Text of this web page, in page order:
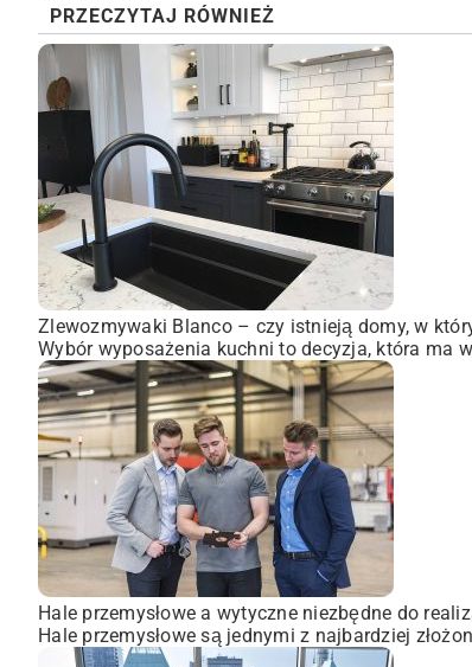
PRZECZYTAJ RÓWNIEŻ
Zlewozmywaki Blanco – czy istnieją domy, w
Wybór wyposażenia kuchni to decyzja, która ma
Hale przemysłowe a wytyczne niezbędne do
Hale przemysłowe są jednymi z najbardziej